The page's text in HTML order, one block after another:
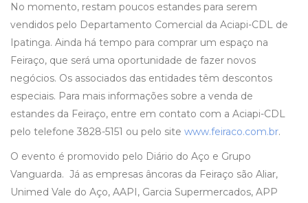
No momento, restam poucos estandes para serem
vendidos pelo Departamento Comercial da Aciapi-CDL de
Ipatinga. Ainda há tempo para comprar um espaço na
Feiraço, que será uma oportunidade de fazer novos
negócios. Os associados das entidades têm descontos
especiais. Para mais informações sobre a venda de
estandes da Feiraço, entre em contato com a Aciapi-CDL
pelo telefone 3828-5151 ou pelo site www.feiraco.com.br.
O evento é promovido pelo Diário do Aço e Grupo
Vanguarda. Já as empresas âncoras da Feiraço são Aliar,
Unimed Vale do Aço, AAPI, Garcia Supermercados, APP